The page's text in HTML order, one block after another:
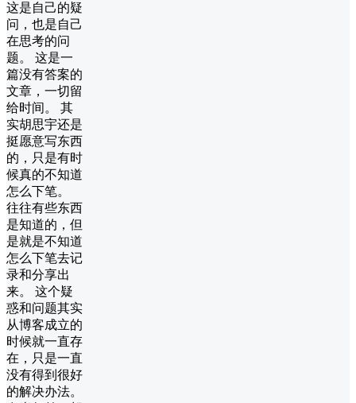
这是自己的疑
问，也是自己
在思考的问
题。 这是一
篇没有答案的
文章，一切留
给时间。 其
实胡思宇还是
挺愿意写东西
的，只是有时
候真的不知道
怎么下笔。
往往有些东西
是知道的，但
是就是不知道
怎么下笔去记
录和分享出
来。 这个疑
惑和问题其实
从博客成立的
时候就一直存
在，只是一直
没有得到很好
的解决办法。